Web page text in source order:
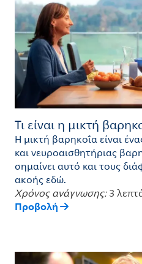
Τι είναι η μικτή
Η μικτή βαρηκοΐα είναι
και νευροαισθητήριας
σημαίνει αυτό και τους
ακοής εδώ.
Χρόνος ανάγνωσης:3
Προβολή